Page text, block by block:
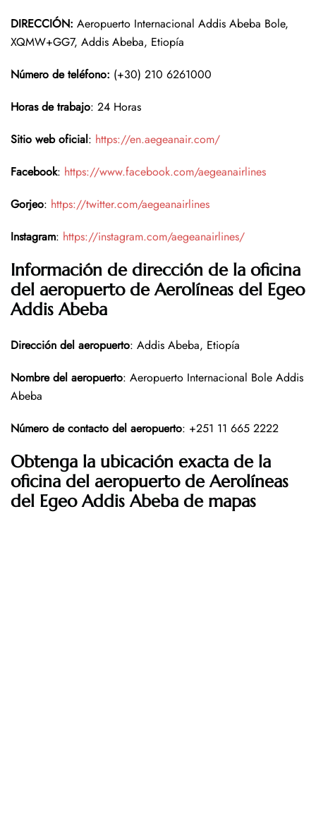
DIRECCIÓN: Aeropuerto Internacional Addis Abeba Bole,
XQMW+GG7, Addis Abeba, Etiopía
Número de teléfono: (+30) 210 6261000
Horas de trabajo: 24 Horas
Sitio web oficial: https://en.aegeanair.com/
Facebook: https://www.facebook.com/aegeanairlines
Gorjeo: https://twitter.com/aegeanairlines
Instagram: https://instagram.com/aegeanairlines/
Información de dirección de la oficina
del aeropuerto de Aerolíneas del Egeo
Addis Abeba
Dirección del aeropuerto: Addis Abeba, Etiopía
Nombre del aeropuerto: Aeropuerto Internacional Bole Addis
Abeba
Número de contacto del aeropuerto: +251 11 665 2222
Obtenga la ubicación exacta de la
oficina del aeropuerto de Aerolíneas
del Egeo Addis Abeba de mapas